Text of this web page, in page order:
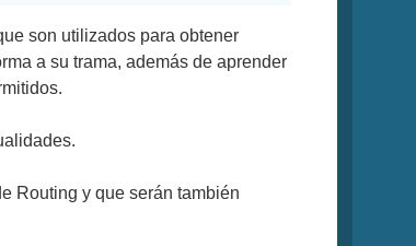
son utilizados para obtener
a su trama, además de aprender
Routing y que serán también